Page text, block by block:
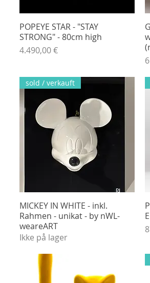
Hurtigvisning
POPEYE STAR - "STAY
STRONG" - 80cm high
Pris
4.490,00 €
Hurtigvisning
sold / verkauft
MICKEY IN WHITE - inkl.
Rahmen - unikat - by nWL-
weareART
Ikke på lager